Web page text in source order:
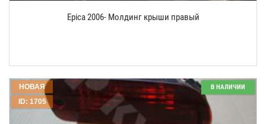
Epica 2006- Молдинг крыши правый
ID: 1705
НОВАЯ В НАЛИЧИИ